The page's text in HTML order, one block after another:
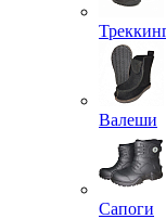
Валеши
Сапоги